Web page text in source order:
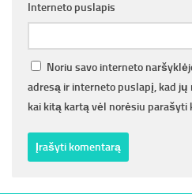
Interneto puslapis
Noriu savo interneto
adresą ir interneto puslapį, kad
kai kitą kartą vėl norėsiu parašyti